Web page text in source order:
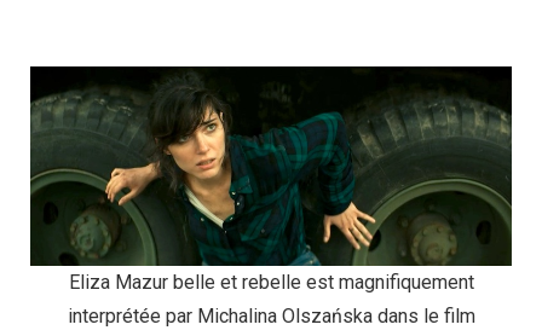
Eliza Mazur belle et rebelle est magnifiquement
interprétée par Michalina Olszańska dans le film